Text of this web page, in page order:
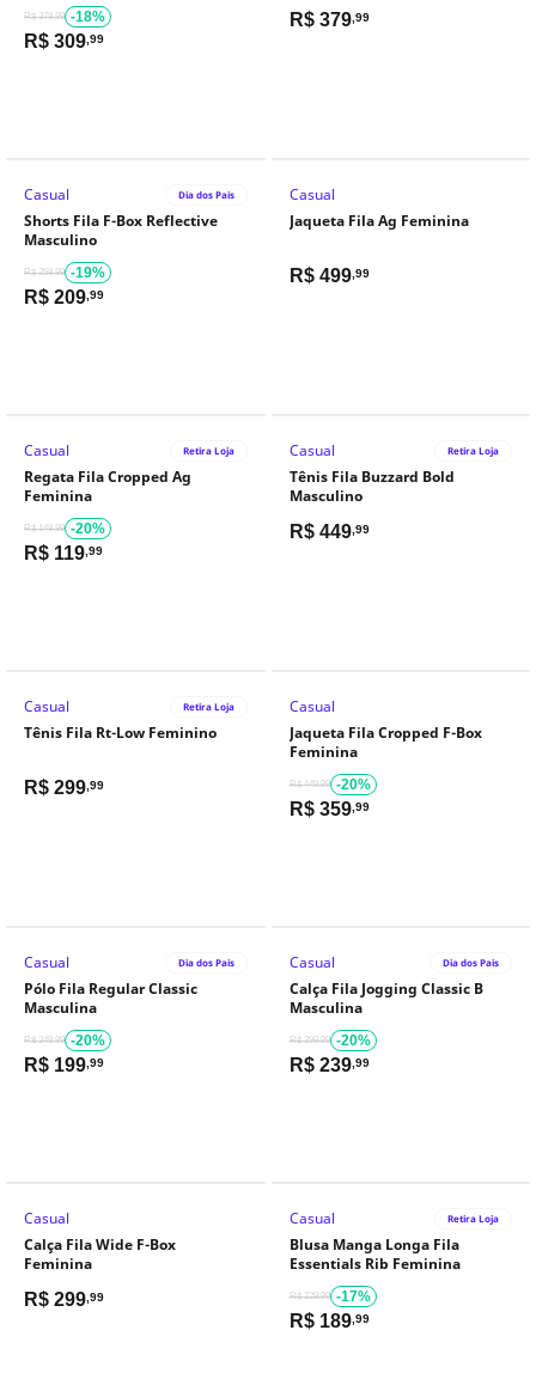
R$ 379,99 -18%
R$ 309 ,99
R$ 379,99
Casual Dia dos Pais
Shorts Fila F-Box Reflective
Masculino
R$ 259,99 -19%
R$ 209 ,99
Casual
Jaqueta Fila Ag Feminina
R$ 499,99
Casual Retira Loja
Regata Fila Cropped Ag
Feminina
R$ 149,99 -20%
R$ 119 ,99
Casual Retira Loja
Tênis Fila Buzzard Bold
Masculino
R$ 449,99
Casual Retira Loja
Tênis Fila Rt-Low Feminino
R$ 299 ,99
Casual
Jaqueta Fila Cropped F-Box
Feminina
R$ 449,99 -20%
R$ 359,99
Casual Dia dos Pais
Pólo Fila Regular Classic
Masculina
R$ 249,99 -20%
R$ 199 ,99
Casual Dia dos Pais
Calça Fila Jogging Classic B
Masculina
R$ 299,99 -20%
R$ 239,99
Casual
Calça Fila Wide F-Box
Feminina
R$ 299 ,99
Casual Retira Loja
Blusa Manga Longa Fila
Essentials Rib Feminina
R$ 229,99 -17%
R$ 189,99